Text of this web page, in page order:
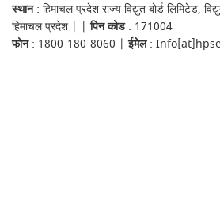
स्थान: हिमाचल प्रदेश राज्य विद्युत बोर्ड लिमिटेड,
हिमाचल प्रदेश | |पिन कोड: 171004
फोन: 1800-180-8060 |ईमेल: